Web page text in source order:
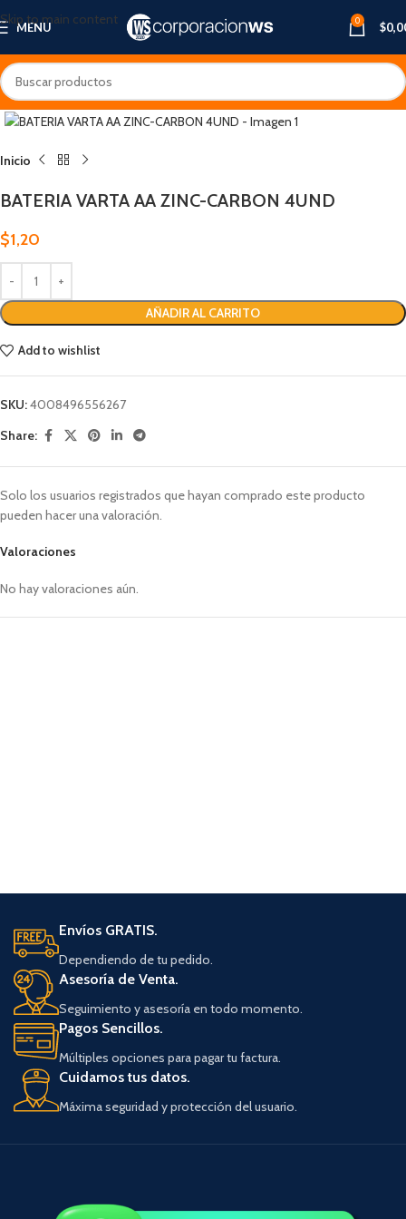
Skip to main content
MENU 0 $
Inicio
BATERIA VARTA AA ZINC-CARBON 4UND
$1,20
AÑADIR AL CARRITO
Add to wishlist
SKU:4008496556267
Share:
Valoraciones
No hay valoraciones aún.
Solo los usuarios registrados que hayan comprado este producto
pueden hacer una valoración.
Envíos GRATIS.
Dependiendo de tu pedido.
Asesoría de Venta.
Seguimiento y asesoría en todo momento.
Pagos Sencillos.
Múltiples opciones para pagar tu factura.
Cuidamos tus datos.
Máxima seguridad y protección del usuario.